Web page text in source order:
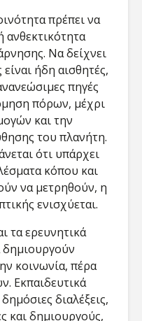
πρέπει να
ανθεκτικότητα
Να δείχνει
ήδη αισθητές,
πηγές
πόρων, μέχρι
και την
του πλανήτη.
ότι υπάρχει
κόπου και
να μετρηθούν, η
ενισχύεται.
τα ερευνητικά
κοινωνία, πέρα
Εκπαιδευτικά
διαλέξεις,
και δημιουργούς,